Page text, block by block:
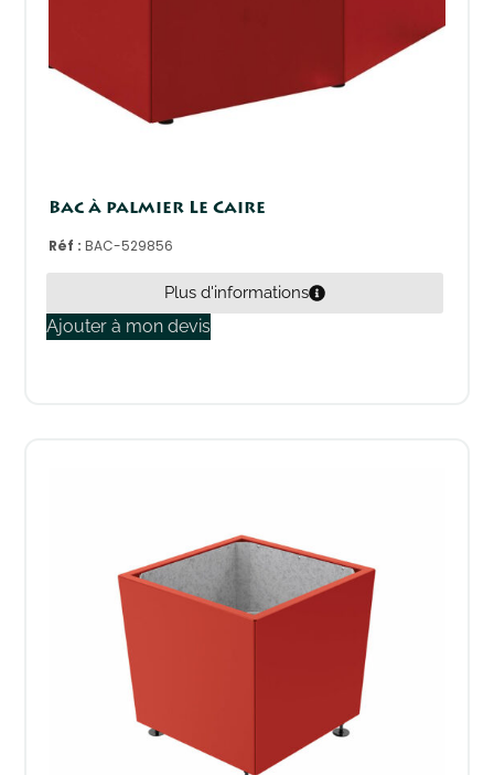
Bac à palmier Le Caire
Réf :BAC-529856
Plus d'informations
Ajouter à mon devis